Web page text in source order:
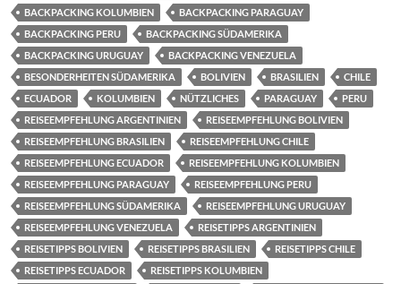
BACKPACKING KOLUMBIEN
BACKPACKING PARAGUAY
BACKPACKING PERU
BACKPACKING SÜDAMERIKA
BACKPACKING URUGUAY
BACKPACKING VENEZUELA
BESONDERHEITEN SÜDAMERIKA
BOLIVIEN BRASILIEN
CHILE
ECUADOR
KOLUMBIEN NÜTZLICHES PARAGUAY
PERU
REISEEMPFEHLUNG ARGENTINIEN
REISEEMPFEHLUNG BOLIVIEN
REISEEMPFEHLUNG BRASILIEN
REISEEMPFEHLUNG CHILE
REISEEMPFEHLUNG ECUADOR
REISEEMPFEHLUNG KOLUMBIEN
REISEEMPFEHLUNG PARAGUAY
REISEEMPFEHLUNG PERU
REISEEMPFEHLUNG SÜDAMERIKA
REISEEMPFEHLUNG URUGUAY
REISEEMPFEHLUNG VENEZUELA
REISETIPPS ARGENTINIEN
REISETIPPS BOLIVIEN
REISETIPPS BRASILIEN
REISETIPPS CHILE
REISETIPPS ECUADOR
REISETIPPS KOLUMBIEN